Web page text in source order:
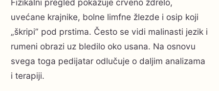
Fizikalni pregled pokazuje crveno ždrelo,
uvećane krajnike, bolne limfne žlezde i osip koji
„škripi” pod prstima. Često se vidi malinasti jezik i
rumeni obrazi uz bledilo oko usana. Na osnovu
svega toga pedijatar odlučuje o daljim analizama
i terapiji.